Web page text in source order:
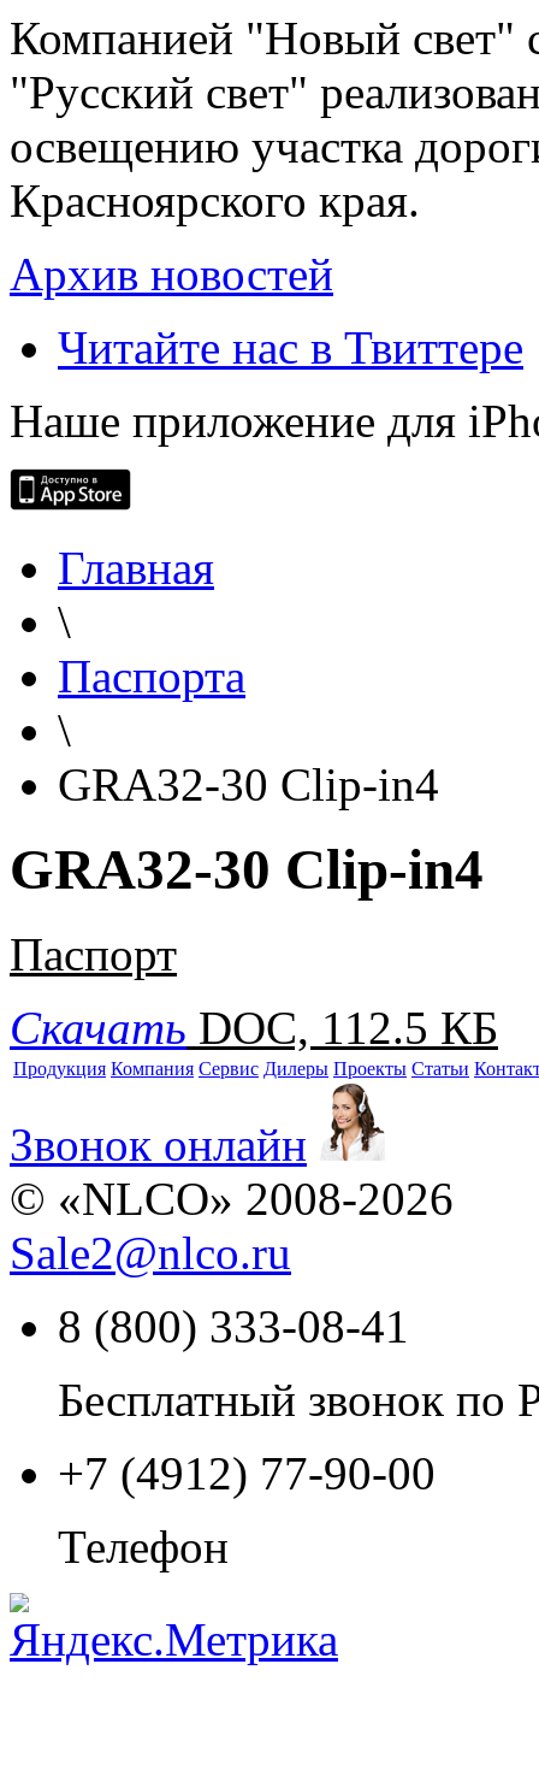
Компанией "Новый свет"
"Русский свет"
освещению участка
Красноярского края.
Архив новостей
Читайте нас в Твиттере
Наше приложение для
Главная
\
Паспорта
\
GRA32-30 Clip-in4
GRA32-30 Clip-in4
Паспорт
Скачать DOC, 112.5 КБ
Продукция Компания Сервис Дилеры Проекты Статьи
Звонок онлайн
© «NLCO» 2008-2026
Sale2@nlco.ru
8 (800) 333-08-41
Бесплатный звонок по
+7 (4912) 77-90-00
Телефон